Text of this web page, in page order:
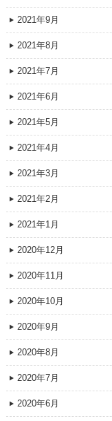
2021年9月
2021年8月
2021年7月
2021年6月
2021年5月
2021年4月
2021年3月
2021年2月
2021年1月
2020年12月
2020年11月
2020年10月
2020年9月
2020年8月
2020年7月
2020年6月